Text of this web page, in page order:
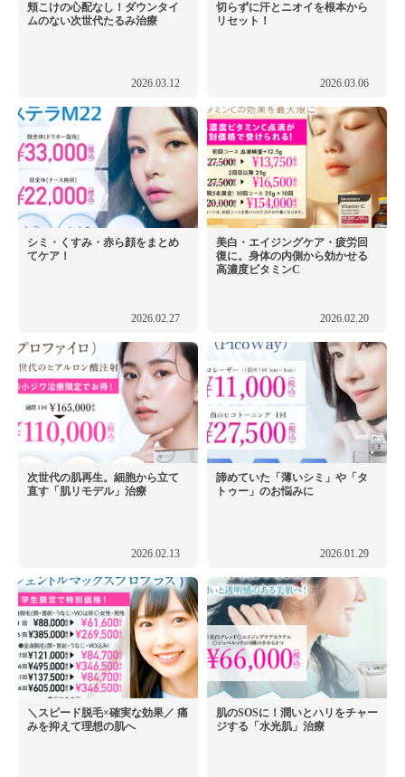
頬こけの心配なし！ダウンタイ
ムのない次世代たるみ治療
2026.03.12
切らずに汗とニオイを根本から
リセット！
2026.03.06
シミ・くすみ・赤ら顔をまとめ
てケア！
2026.02.27
美白・エイジングケア・疲労回
復に。身体の内側から効かせる
高濃度ビタミンC
2026.02.20
次世代の肌再生。細胞から立て
直す「肌リモデル」治療
2026.02.13
諦めていた「薄いシミ」や「タ
トゥー」のお悩みに
2026.01.29
＼スピード脱毛×確実な効果／ 痛
みを抑えて理想の肌へ
肌のSOSに！潤いとハリをチャー
ジする「水光肌」治療